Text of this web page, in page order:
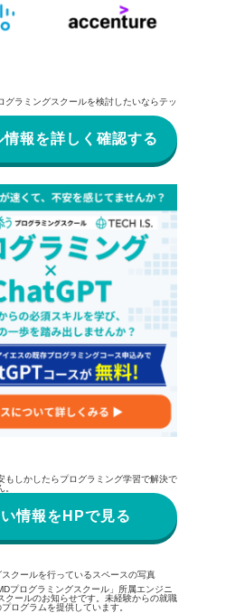
グラミングスクールを検討したいならテッ
情報を詳しく確認する
もしかしたらプログラミング学習で解決で
情報をHPで見る
プログラミングスクール」所属エンジニ
クールのお知らせです。未経験からの就職
ログラムを提供しています。